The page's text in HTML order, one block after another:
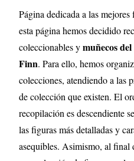
Página dedicada a las
esta página hemos decidido
coleccionables ymuñecos
Finn. Para ello, hemos
colecciones, atendiendo a las
de colección que existen. El
recopilación es descendiente
las figuras más detalladas y
asequibles. Asimismo, al